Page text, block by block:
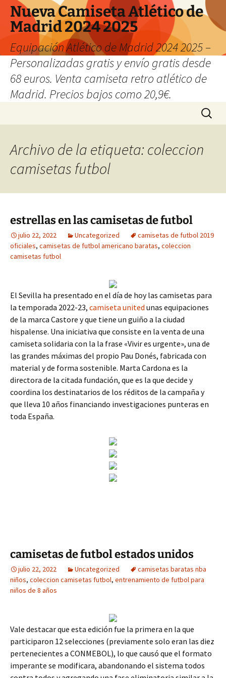
Nueva Camiseta Atlético de
Madrid 2024 2025
Equipación Atlético de Madrid 2024 2025 –
Personalizadas gratis y envío gratis desde
68 euros. Venta camiseta retro atlético de
Madrid. Precios bajos como 20,9€.
Buscar:
Archivo de la etiqueta: coleccion
camisetas futbol
estrellas en las camisetas de futbol
julio 22, 2022 Uncategorized
camisetas de futbol 2019
oficiales, camisetas de futbol americano baratas, coleccion
camisetas futbol
El Sevilla ha presentado en el día de hoy las camisetas para
la temporada 2022-23, camiseta united unas equipaciones
de la marca Castore y que tiene un guiño a la ciudad
hispalense. Una iniciativa que consiste en la venta de una
camiseta solidaria con la la frase «Vivir es urgente», una de
las grandes máximas del propio Pau Donés, fabricada con
material y de forma sostenible. Marta Cardona es la
directora de la citada fundación, que es la que decide y
coordina los destinatarios de los réditos de la campaña y
que lleva 10 años financiando investigaciones punteras en
toda España.
camisetas de futbol estados unidos
julio 22, 2022 Uncategorized
camisetas baratas nba
niños, coleccion camisetas futbol, entrenamiento de futbol para
niños de 8 años
Vale destacar que esta edición fue la primera en la que
participaron 12 selecciones (previamente solo eran las diez
pertenecientes a CONMEBOL), lo que causó que el formato
imperante se modificara, abandonando el sistema todos